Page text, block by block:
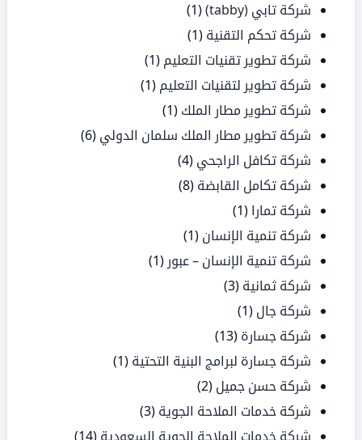
شركة تابي (tabby)
(1)
شركة تحكم التقنية (1)
شركة تطوير تقنيات التعليم (1)
شركة تطوير لتقنيات التعليم (1)
شركة تطوير مطار الملك (1)
شركة تطوير مطار الملك سلمان الدولي (6)
شركة تكافل الراجحي (4)
شركة تكامل القابضة (8)
شركة تمارا (1)
شركة تنمية الإنسان (1)
شركة تنمية الإنسان – عبور (1)
شركة ثمانية (3)
شركة جال (1)
شركة جسارة (13)
شركة جسارة لبرامج البنية التحتية (1)
شركة حسن جميل (2)
شركة خدمات الملاحة الجوية (3)
شركة خدمات الملاحة الجوية السعودية (14)